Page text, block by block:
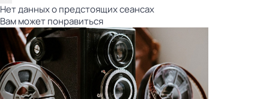
Нет данных о предстоящих сеансах
Вам может понравиться